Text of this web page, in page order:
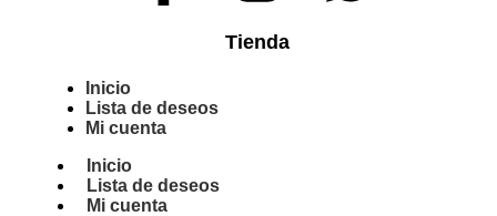
Tienda
Inicio
Lista de deseos
Mi cuenta
Inicio
Lista de deseos
Mi cuenta